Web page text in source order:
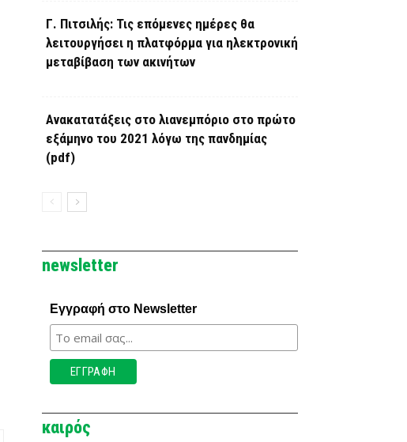
Γ. Πιτσιλής: Τις επόμενες ημέρες θα
λειτουργήσει η πλατφόρμα για ηλεκτρονική
μεταβίβαση των ακινήτων
Ανακατατάξεις στο λιανεμπόριο στο πρώτο
εξάμηνο του 2021 λόγω της πανδημίας
(pdf)
newsletter
Εγγραφή στο Newsletter
καιρός